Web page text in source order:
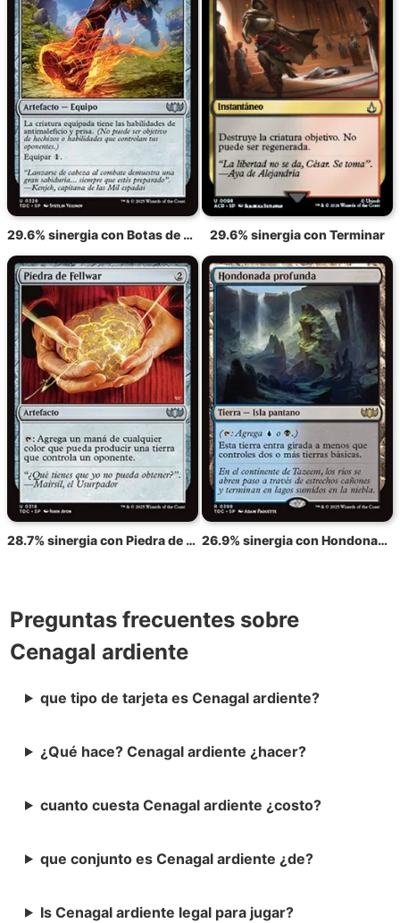
29.6% sinergia con Terminar
Preguntas frecuentes sobre
Cenagal ardiente
que tipo de tarjeta es Cenagal ardiente?
¿Qué hace? Cenagal ardiente ¿hacer?
cuanto cuesta Cenagal ardiente ¿costo?
que conjunto es Cenagal ardiente ¿de?
Is Cenagal ardiente legal para jugar?